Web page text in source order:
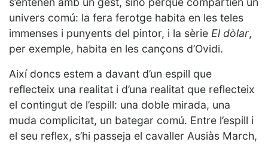
univers comú: la fera ferotge habita en les teles
immenses i punyents del pintor, i la sèrie El dòlar,
per exemple, habita en les cançons d’Ovidi.
Així doncs estem a davant d’un espill que
reflecteix una realitat i d’una realitat que reflecteix
el contingut de l’espill: una doble mirada, una
muda complicitat, un bategar comú. Entre l’espill i
el seu reflex, s’hi passeja el cavaller Ausiàs March,